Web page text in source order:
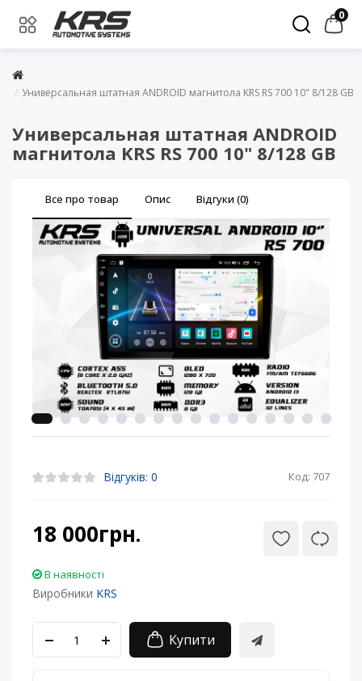
0
Универсальная штатная ANDROID магнитола KRS RS 700 10" 8/128 GB
Универсальная штатная ANDROID
магнитола KRS RS 700 10" 8/128 GB
Все про товар Опис Відгуки (0)
Відгуків: 0 Код: 707
18 000грн.
В наявності
Виробники KRS
Купити